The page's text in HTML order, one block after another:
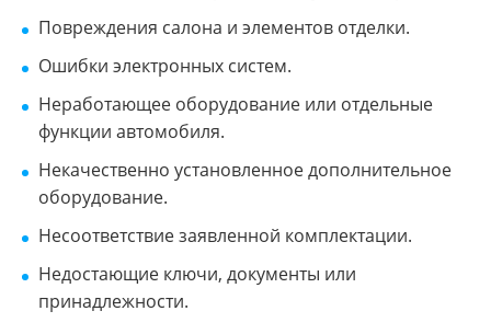
Повреждения салона и элементов отделки.
Ошибки электронных систем.
Неработающее оборудование или отдельные
функции автомобиля.
Некачественно установленное дополнительное
оборудование.
Несоответствие заявленной комплектации.
Недостающие ключи, документы или
принадлежности.